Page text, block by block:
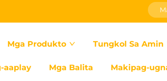
Mga Produkto Tungkol Sa Amin
aaplay Mga Balita Makipag-